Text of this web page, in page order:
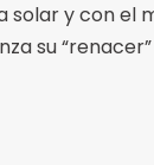
solar y con el
su